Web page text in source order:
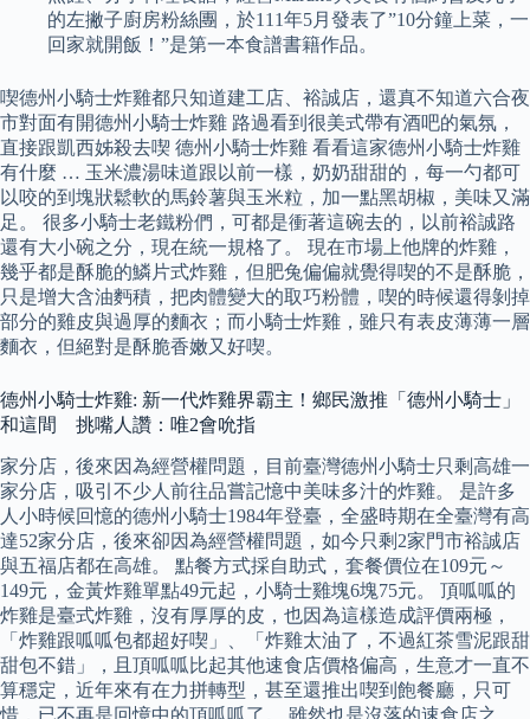
的左撇子廚房粉絲團，於111年5月發表了”10分鐘上菜，一
回家就開飯！”是第一本食譜書籍作品。
喫德州小騎士炸雞都只知道建工店、裕誠店，還真不知道六合夜
市對面有開德州小騎士炸雞 路過看到很美式帶有酒吧的氣氛，
直接跟凱西姊殺去喫 德州小騎士炸雞 看看這家德州小騎士炸雞
有什麼 … 玉米濃湯味道跟以前一樣，奶奶甜甜的，每一勺都可
以咬的到塊狀鬆軟的馬鈴薯與玉米粒，加一點黑胡椒，美味又滿
足。 很多小騎士老鐵粉們，可都是衝著這碗去的，以前裕誠路
還有大小碗之分，現在統一規格了。 現在市場上他牌的炸雞，
幾乎都是酥脆的鱗片式炸雞，但肥兔偏偏就覺得喫的不是酥脆，
只是增大含油麪積，把肉體變大的取巧粉體，喫的時候還得剝掉
部分的雞皮與過厚的麵衣；而小騎士炸雞，雖只有表皮薄薄一層
麵衣，但絕對是酥脆香嫩又好喫。
德州小騎士炸雞: 新一代炸雞界霸主！鄉民激推「德州小騎士」
和這間 挑嘴人讚：唯2會吮指
家分店，後來因為經營權問題，目前臺灣德州小騎士只剩高雄一
家分店，吸引不少人前往品嘗記憶中美味多汁的炸雞。 是許多
人小時候回憶的德州小騎士1984年登臺，全盛時期在全臺灣有高
達52家分店，後來卻因為經營權問題，如今只剩2家門市裕誠店
與五福店都在高雄。 點餐方式採自助式，套餐價位在109元～
149元，金黃炸雞單點49元起，小騎士雞塊6塊75元。 頂呱呱的
炸雞是臺式炸雞，沒有厚厚的皮，也因為這樣造成評價兩極，
「炸雞跟呱呱包都超好喫」、「炸雞太油了，不過紅茶雪泥跟甜
甜包不錯」，且頂呱呱比起其他速食店價格偏高，生意才一直不
算穩定，近年來有在力拼轉型，甚至還推出喫到飽餐廳，只可